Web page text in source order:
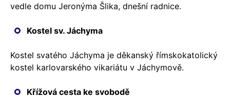
vedle domu Jeronýma Šlika, dnešní radnice.
Kostel sv. Jáchyma
Kostel svatého Jáchyma je děkanský římskokatolický
kostel karlovarského vikariátu v Jáchymově.
Křížová cesta ke svobodě